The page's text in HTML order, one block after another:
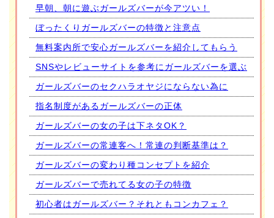
早朝、朝に遊ぶガールズバーが今アツい！
ぼったくりガールズバーの特徴と注意点
無料案内所で安心ガールズバーを紹介してもらう
SNSやレビューサイトを参考にガールズバーを選ぶ
ガールズバーのセクハラオヤジにならない為に
指名制度があるガールズバーの正体
ガールズバーの女の子は下ネタOK？
ガールズバーの常連客へ！常連の判断基準は？
ガールズバーの変わり種コンセプトを紹介
ガールズバーで売れてる女の子の特徴
初心者はガールズバー？それともコンカフェ？